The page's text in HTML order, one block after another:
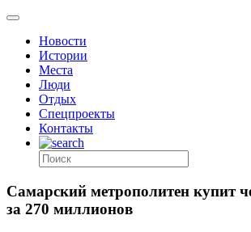
Новости
Истории
Места
Люди
Отдых
Спецпроекты
Контакты
Самарский метрополитен купит
за 270 миллионов